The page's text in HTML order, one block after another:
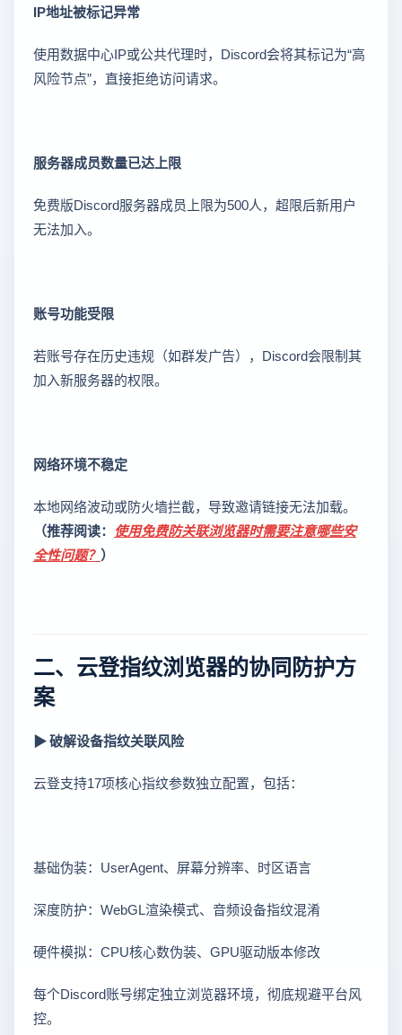
IP地址被标记异常
使用数据中心IP或公共代理时，Discord会将其标记为“高
风险节点”，直接拒绝访问请求。
服务器成员数量已达上限
免费版Discord服务器成员上限为500人，超限后新用户
无法加入。
账号功能受限
若账号存在历史违规（如群发广告），Discord会限制其
加入新服务器的权限。
网络环境不稳定
本地网络波动或防火墙拦截，导致邀请链接无法加载。
（推荐阅读： 使用免费防关联浏览器时需要注意哪些安
全性问题？ ）
二、云登指纹浏览器的协同防护方
案
▶ 破解设备指纹关联风险
云登支持17项核心指纹参数独立配置，包括：
基础伪装：UserAgent、屏幕分辨率、时区语言
深度防护：WebGL渲染模式、音频设备指纹混淆
硬件模拟：CPU核心数伪装、GPU驱动版本修改
每个Discord账号绑定独立浏览器环境，彻底规避平台风
控。